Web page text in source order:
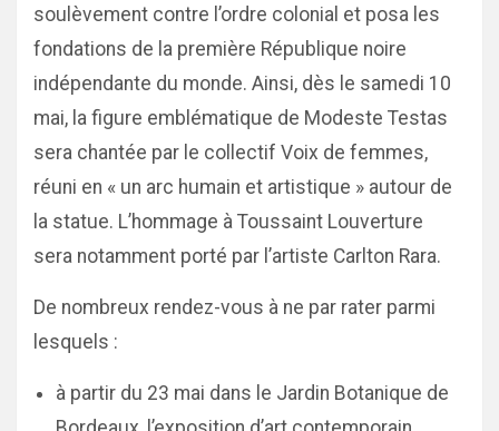
soulèvement contre l’ordre colonial et posa les
fondations de la première République noire
indépendante du monde. Ainsi, dès le samedi 10
mai, la figure emblématique de Modeste Testas
sera chantée par le collectif Voix de femmes,
réuni en « un arc humain et artistique » autour de
la statue. L’hommage à Toussaint Louverture
sera notamment porté par l’artiste Carlton Rara.
De nombreux rendez-vous à ne par rater parmi
lesquels :
à partir du 23 mai dans le Jardin Botanique de